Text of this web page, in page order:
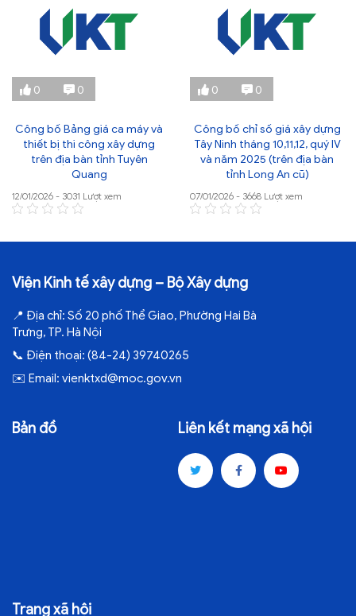
0 0
Công bố Bảng giá ca máy và
thiết bị thi công xây dựng
trên địa bàn tỉnh Tuyên
Quang
12/01/2026 - 3031 Lượt xem
0 0
Công bố chỉ số giá xây dựng
Tây Ninh tháng 10,11,12, quý IV
và năm 2025 (trên địa bàn
tỉnh Long An cũ)
07/01/2026 - 3668 Lượt xem
Viện Kinh tế xây dựng – Bộ Xây dựng
📍 Địa chỉ: Số 20 phố Thể Giao, Phường Hai Bà
Trưng, TP. Hà Nội
📞 Điện thoại: (84-24) 39740265
✉️ Email: vienktxd@moc.gov.vn
Bản đồ Liên kết mạng xã hội
Trang xã hội